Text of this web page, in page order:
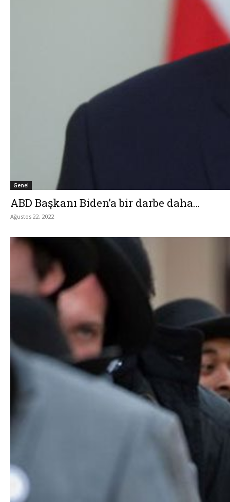
Genel
ABD Başkanı Biden’a bir darbe daha…
Ağustos 22, 2022